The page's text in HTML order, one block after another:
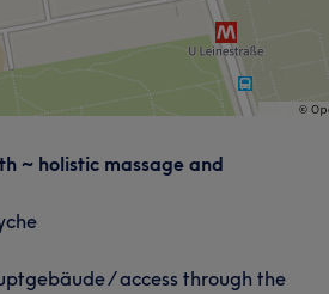
~ holistic massage and
/ access through the